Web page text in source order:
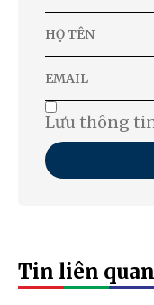
Lưu thông
Tin liên quan